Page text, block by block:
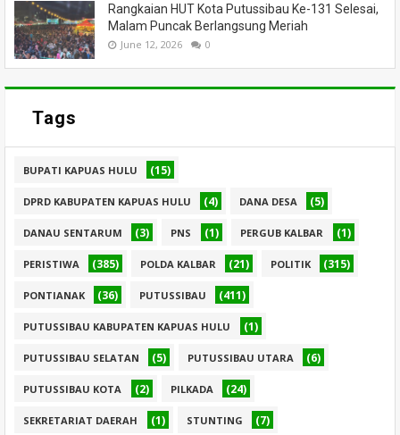
Rangkaian HUT Kota Putussibau Ke-131 Selesai,
Malam Puncak Berlangsung Meriah
June 12, 2026 0
Tags
BUPATI KAPUAS HULU (15)
DPRD KABUPATEN KAPUAS HULU (4) DANA DESA (5)
DANAU SENTARUM (3) PNS (1) PERGUB KALBAR (1)
PERISTIWA (385) POLDA KALBAR (21) POLITIK (315)
PONTIANAK (36) PUTUSSIBAU (411)
PUTUSSIBAU KABUPATEN KAPUAS HULU (1)
PUTUSSIBAU SELATAN (5) PUTUSSIBAU UTARA (6)
PUTUSSIBAU KOTA (2) PILKADA (24)
SEKRETARIAT DAERAH (1) STUNTING (7)